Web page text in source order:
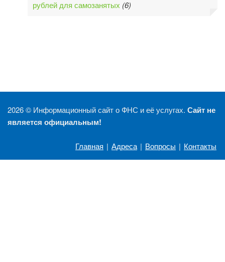
рублей для самозанятых (6)
2026 © Информационный сайт о ФНС и её услугах. Сайт не
является официальным!
Главная | Адреса | Вопросы | Контакты